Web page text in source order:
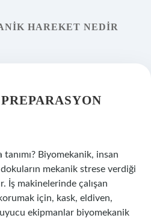
HAREKET NEDIR
tanımı? Biyomekanik, insan
mekanik strese verdiği
İş makinelerinde çalışan
için, kask, eldiven,
ekipmanlar biyomekanik